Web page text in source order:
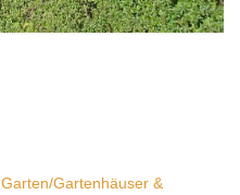
Garten/Gartenhäuser &